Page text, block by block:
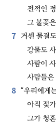
전적인
그 불꽃
7 거센 물결
강물도
사람이
사람들은
8 “우리에게
아직 젖
그가 청